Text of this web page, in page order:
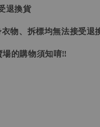
退換貨
衣物、拆標均無法接受退
的購物須知唷‼